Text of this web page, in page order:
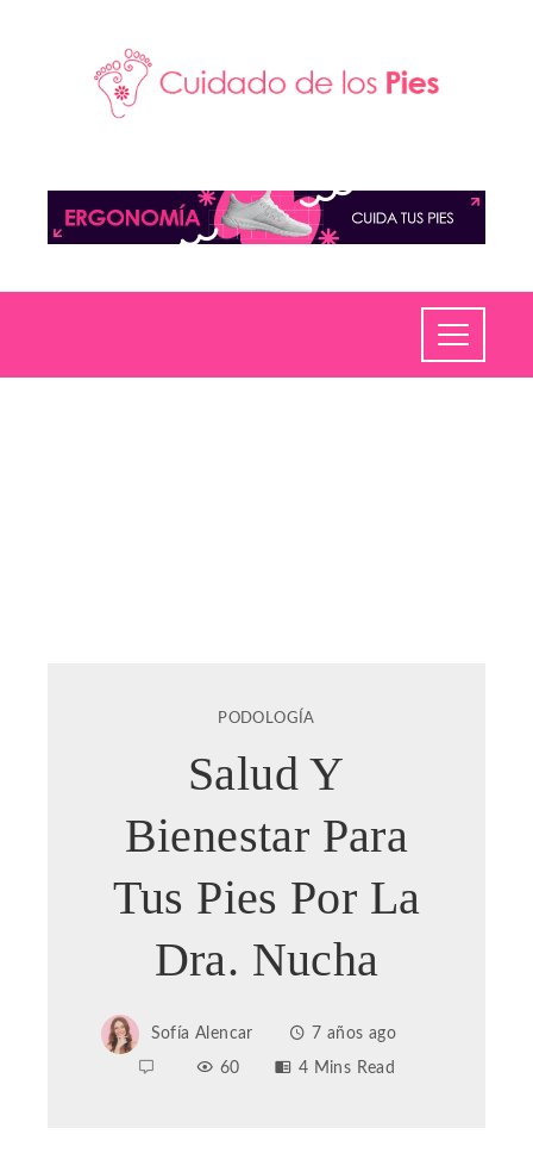
PODOLOGÍA
Salud Y
Bienestar Para
Tus Pies Por La
Dra. Nucha
Sofía Alencar
7 años ago
60
4 Mins Read